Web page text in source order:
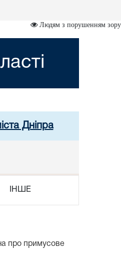
Людям з порушенням зору
Дніпра
ІНШЕ
про примусове